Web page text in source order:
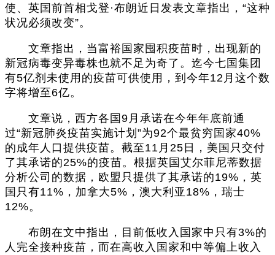
使、英国前首相戈登·布朗近日发表文章指出，“这种
状况必须改变”。
文章指出，当富裕国家囤积疫苗时，出现新的
新冠病毒变异毒株也就不足为奇了。迄今七国集团
有5亿剂未使用的疫苗可供使用，到今年12月这个数
字将增至6亿。
文章说，西方各国9月承诺在今年年底前通
过“新冠肺炎疫苗实施计划”为92个最贫穷国家40%
的成年人口提供疫苗。截至11月25日，美国只交付
了其承诺的25%的疫苗。根据英国艾尔菲尼蒂数据
分析公司的数据，欧盟只提供了其承诺的19%，英
国只有11%，加拿大5%，澳大利亚18%，瑞士
12%。
布朗在文中指出，目前低收入国家中只有3%的
人完全接种疫苗，而在高收入国家和中等偏上收入